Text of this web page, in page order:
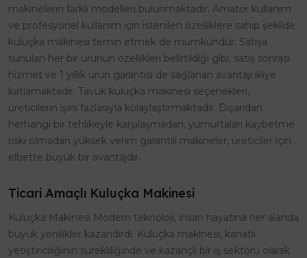
makinelerin farklı modelleri bulunmaktadır. Amatör kullanım
ve profesyonel kullanım için istenilen özelliklere sahip şekilde
kuluçka makinesi temin etmek de mümkündür. Satışa
sunulan her bir ürünün özellikleri belirtildiği gibi, satış sonrası
hizmet ve 1 yıllık ürün garantisi de sağlanan avantajı ikiye
katlamaktadır. Tavuk kuluçka makinesi seçenekleri,
üreticilerin işini fazlasıyla kolaylaştırmaktadır. Dışarıdan
herhangi bir tehlikeyle karşılaşmadan, yumurtaları kaybetme
riski olmadan yüksek verim garantili makineler, üreticiler için
elbette büyük bir avantajdır.
Ticari Amaçlı Kuluçka Makinesi
Kuluçka Makinesi Modern teknoloji, insan hayatına her alanda
büyük yenilikler kazandırdı. Kuluçka makinesi, kanatlı
yetiştiriciliğinin sürekliliğinde ve kazançlı bir iş sektörü olarak